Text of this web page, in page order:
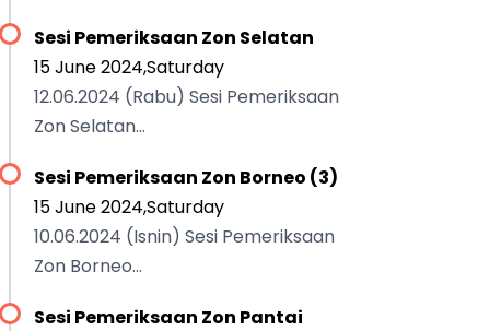
Sesi Pemeriksaan Zon Selatan
15 June 2024,Saturday
12.06.2024 (Rabu) Sesi Pemeriksaan
Zon Selatan...
Sesi Pemeriksaan Zon Borneo (3)
15 June 2024,Saturday
10.06.2024 (Isnin) Sesi Pemeriksaan
Zon Borneo...
Sesi Pemeriksaan Zon Pantai